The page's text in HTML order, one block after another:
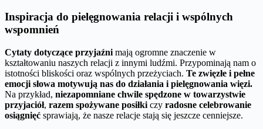
Inspiracja do pielęgnowania relacji i wspólnych
wspomnień
Cytaty dotyczące przyjaźni mają ogromne znaczenie w
kształtowaniu naszych relacji z innymi ludźmi. Przypominają nam o
istotności bliskości oraz wspólnych przeżyciach. Te zwięzłe i pełne
emocji słowa motywują nas do działania i pielęgnowania więzi.
Na przykład, niezapomniane chwile spędzone w towarzystwie
przyjaciół, razem spożywane posiłki czy radosne celebrowanie
osiągnięć sprawiają, że nasze relacje stają się jeszcze cenniejsze.